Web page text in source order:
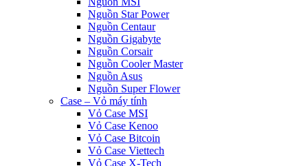
Nguồn Star Power
Nguồn Centaur
Nguồn Gigabyte
Nguồn Corsair
Nguồn Cooler Master
Nguồn Asus
Nguồn Super Flower
Case – Vỏ máy tính
Vỏ Case MSI
Vỏ Case Kenoo
Vỏ Case Bitcoin
Vỏ Case Viettech
Vỏ Case X-Tech